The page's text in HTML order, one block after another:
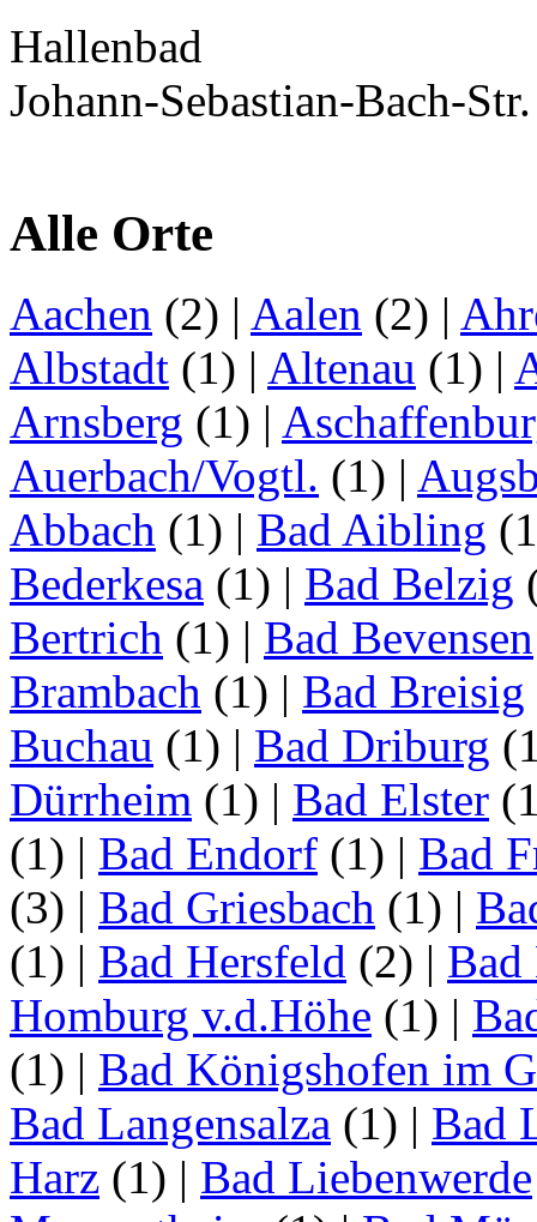
Hallenbad
Johann-Sebastian-Bach-
Alle Orte
Aachen (2) | Aalen (2) |
Albstadt (1) | Altenau (1) |
Arnsberg (1) |
Auerbach/Vogtl. (1) |
Abbach (1) | Bad Aibling
Bederkesa (1) | Bad Belzig
Bertrich (1) | Bad Bevensen
Brambach (1) | Bad Breisig
Buchau (1) | Bad Driburg
Dürrheim (1) | Bad Elster
(1) | Bad Endorf (1) | Bad
(3) | Bad Griesbach (1) |
(1) | Bad Hersfeld (2) | Bad
Homburg v.d.Höhe (1) |
(1) | Bad Königshofen im
Bad Langensalza (1) | Bad
Harz (1) | Bad Liebenwerde